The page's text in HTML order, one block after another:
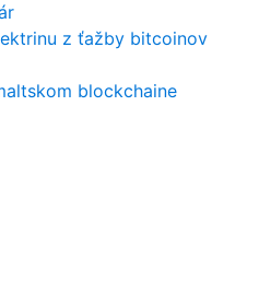
z ťažby bitcoinov
blockchaine